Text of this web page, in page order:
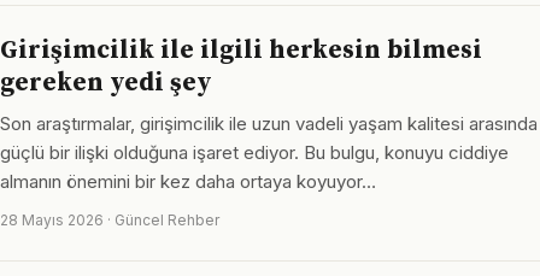
Girişimcilik ile ilgili herkesin bilmesi
gereken yedi şey
Son araştırmalar, girişimcilik ile uzun vadeli yaşam kalitesi arasında
güçlü bir ilişki olduğuna işaret ediyor. Bu bulgu, konuyu ciddiye
almanın önemini bir kez daha ortaya koyuyor…
28 Mayıs 2026 · Güncel Rehber